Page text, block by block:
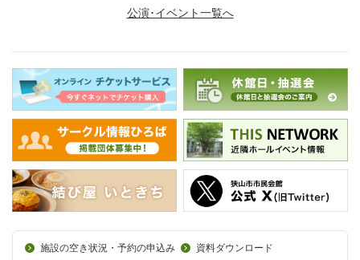
公演･イベント一覧へ
施設の空き状況・予約の申込み
資料ダウンロード